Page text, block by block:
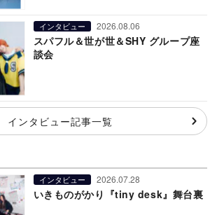
インタビュー 2026.08.06
スパフル＆世が世＆SHY グループ座
談会
インタビュー記事一覧
インタビュー 2026.07.28
いきものがかり『tiny desk』舞台裏